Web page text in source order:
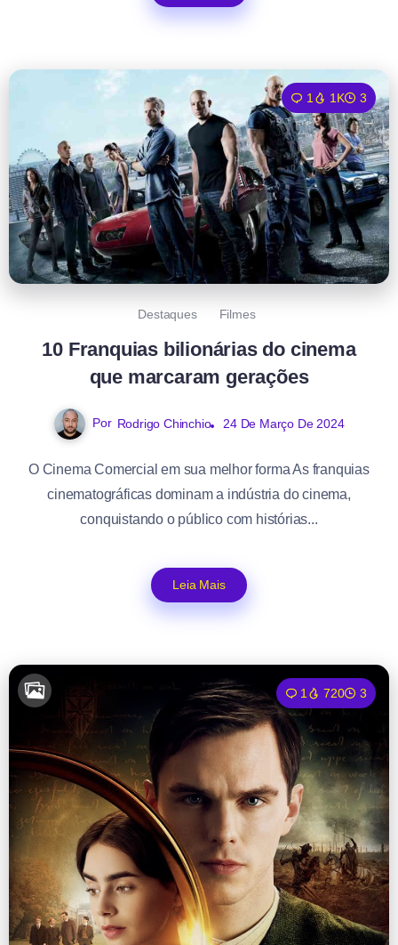
1 1K 3
Destaques Filmes
10 Franquias bilionárias do cinema
que marcaram gerações
Por Rodrigo Chinchio 24 De Março De 2024
O Cinema Comercial em sua melhor forma As franquias
cinematográficas dominam a indústria do cinema,
conquistando o público com histórias...
Leia Mais
1 720 3